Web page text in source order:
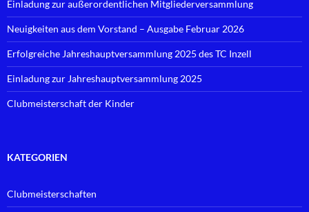
Einladung zur außerordentlichen Mitgliederversammlung
Neuigkeiten aus dem Vorstand – Ausgabe Februar 2026
Erfolgreiche Jahreshauptversammlung 2025 des TC Inzell
Einladung zur Jahreshauptversammlung 2025
Clubmeisterschaft der Kinder
KATEGORIEN
Clubmeisterschaften